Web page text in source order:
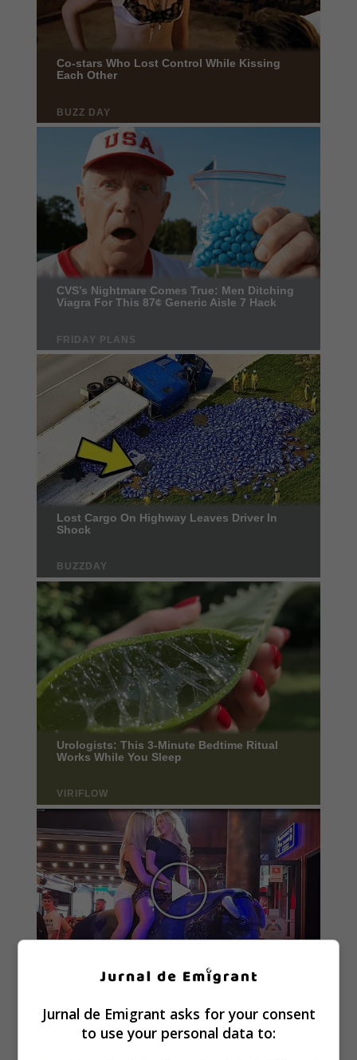
Jurnal de Emigrant asks for your consent
to use your personal data to: